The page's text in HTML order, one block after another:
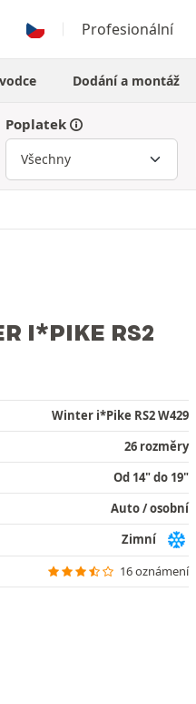
Profesionální
Dodání a montáž
Poplatek
I*PIKE RS2
Winter i*Pike RS2 W429
26 rozměry
Od 14" do 19"
Auto / osobní
Zimní
16 oznámení